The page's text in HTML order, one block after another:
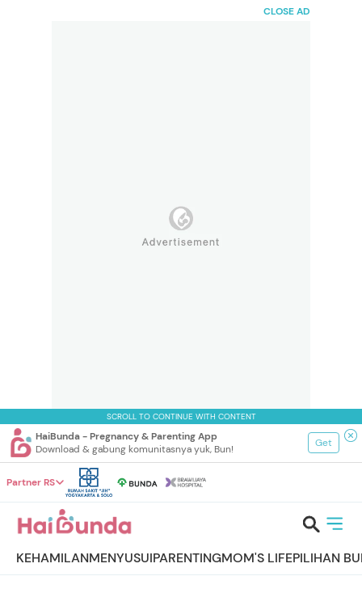
CLOSE AD
SCROLL TO CONTINUE WITH CONTENT
HaiBunda - Pregnancy & Parenting App
Download & gabung komunitasnya yuk, Bun!
Get
Partner RS
KEHAMILANMENYUSUIPARENTINGMOM'S LIFEPILIHAN